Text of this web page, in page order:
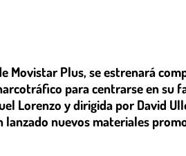
Plus, se estrenará
para centrarse en su
Lorenzo y dirigida por David
lanzado nuevos materiales